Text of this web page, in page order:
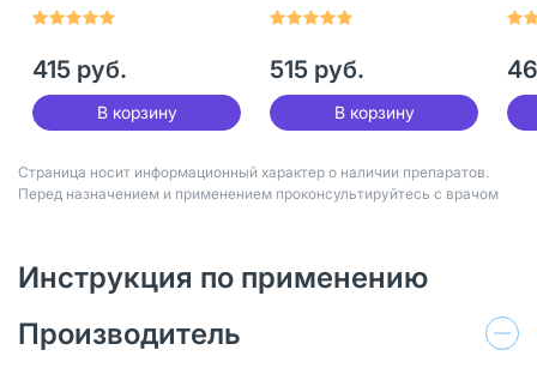
415 руб.
В корзину
515 руб.
В корзину
Страница носит информационный характер о наличии препаратов.
Перед назначением и применением проконсультируйтесь с врачом
Инструкция по применению
Производитель